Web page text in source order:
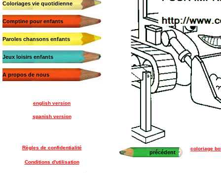
Coloriages vie quotidienne
Comptine pour enfants
Paroles chansons enfants
Jeux loisirs enfants
A propos de nous
english version
spanish version
Règles de confidentialité
Conditions d'utilisation
précédent
coloriage